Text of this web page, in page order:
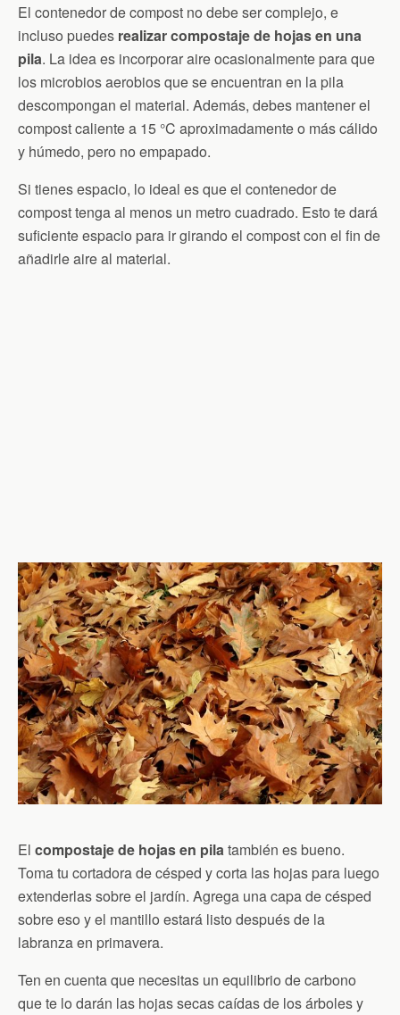
El contenedor de compost no debe ser complejo, e
incluso puedes realizar compostaje de hojas en una
pila. La idea es incorporar aire ocasionalmente para que
los microbios aerobios que se encuentran en la pila
descompongan el material. Además, debes mantener el
compost caliente a 15 °C aproximadamente o más cálido
y húmedo, pero no empapado.
Si tienes espacio, lo ideal es que el contenedor de
compost tenga al menos un metro cuadrado. Esto te dará
suficiente espacio para ir girando el compost con el fin de
añadirle aire al material.
El compostaje de hojas en pilatambién es bueno.
Toma tu cortadora de césped y corta las hojas para luego
extenderlas sobre el jardín. Agrega una capa de césped
sobre eso y el mantillo estará listo después de la
labranza en primavera.
Ten en cuenta que necesitas un equilibrio de carbono
que te lo darán las hojas secas caídas de los árboles y